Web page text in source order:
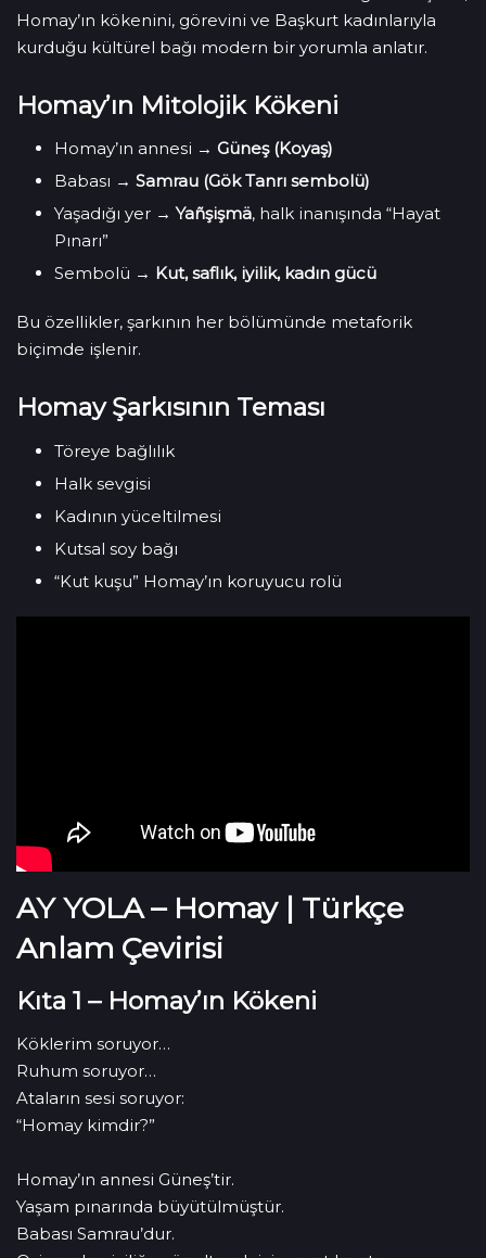
Homay’ın kökenini, görevini ve Başkurt kadınlarıyla
kurduğu kültürel bağı modern bir yorumla anlatır.
Homay’ın Mitolojik Kökeni
Homay’ın annesi → Güneş (Koyaş)
Babası → Samrau (Gök Tanrı sembolü)
Yaşadığı yer →Yañşişmä, halk inanışında “Hayat
Pınarı”
Sembolü → Kut, saflık, iyilik, kadın gücü
Bu özellikler, şarkının her bölümünde metaforik
biçimde işlenir.
Homay Şarkısının Teması
Töreye bağlılık
Halk sevgisi
Kadının yüceltilmesi
Kutsal soy bağı
“Kut kuşu” Homay’ın koruyucu rolü
AY YOLA – Homay | Türkçe
Anlam Çevirisi
Kıta 1 – Homay’ın Kökeni
Köklerim soruyor…
Ruhum soruyor…
Ataların sesi soruyor:
“Homay kimdir?”
Homay’ın annesi Güneş’tir.
Yaşam pınarında büyütülmüştür.
Babası Samrau’dur.